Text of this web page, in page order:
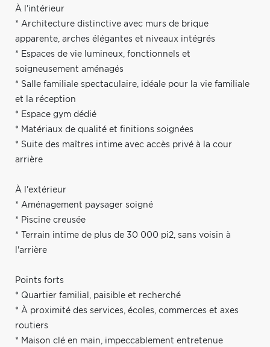
À l'intérieur
* Architecture distinctive avec murs de brique
apparente, arches élégantes et niveaux intégrés
* Espaces de vie lumineux, fonctionnels et
soigneusement aménagés
* Salle familiale spectaculaire, idéale pour la vie familiale
et la réception
* Espace gym dédié
* Matériaux de qualité et finitions soignées
* Suite des maîtres intime avec accès privé à la cour
arrière
À l'extérieur
* Aménagement paysager soigné
* Piscine creusée
* Terrain intime de plus de 30 000 pi2, sans voisin à
l'arrière
Points forts
* Quartier familial, paisible et recherché
* À proximité des services, écoles, commerces et axes
routiers
* Maison clé en main, impeccablement entretenue